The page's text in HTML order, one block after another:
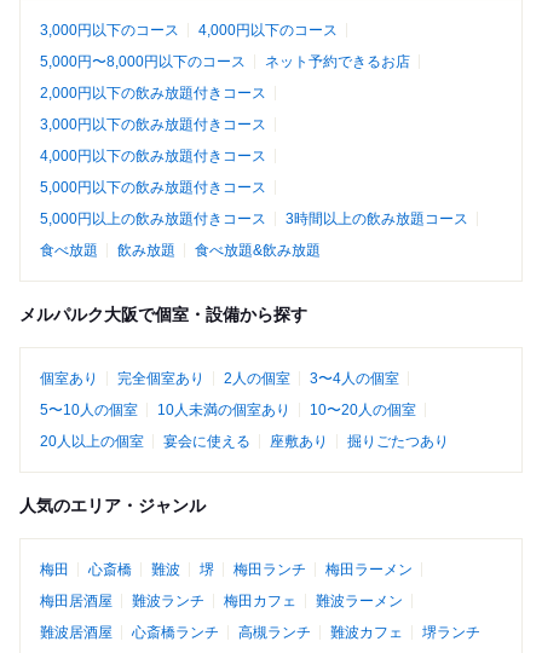
3,000円以下のコース
4,000円以下のコース
5,000円〜8,000円以下のコース
ネット予約できるお店
2,000円以下の飲み放題付きコース
3,000円以下の飲み放題付きコース
4,000円以下の飲み放題付きコース
5,000円以下の飲み放題付きコース
5,000円以上の飲み放題付きコース
3時間以上の飲み放題コース
食べ放題
飲み放題 食べ放題&飲み放題
メルパルク大阪で個室・設備から探す
個室あり 完全個室あり 2人の個室
3〜4人の個室
5〜10人の個室
10人未満の個室あり
10〜20人の個室
20人以上の個室
宴会に使える 座敷あり 掘りごたつあり
人気のエリア・ジャンル
梅田 心斎橋 難波 堺 梅田ランチ
梅田ラーメン
梅田居酒屋
難波ランチ 梅田カフェ
難波ラーメン
難波居酒屋
心斎橋ランチ 高槻ランチ 難波カフェ 堺ランチ